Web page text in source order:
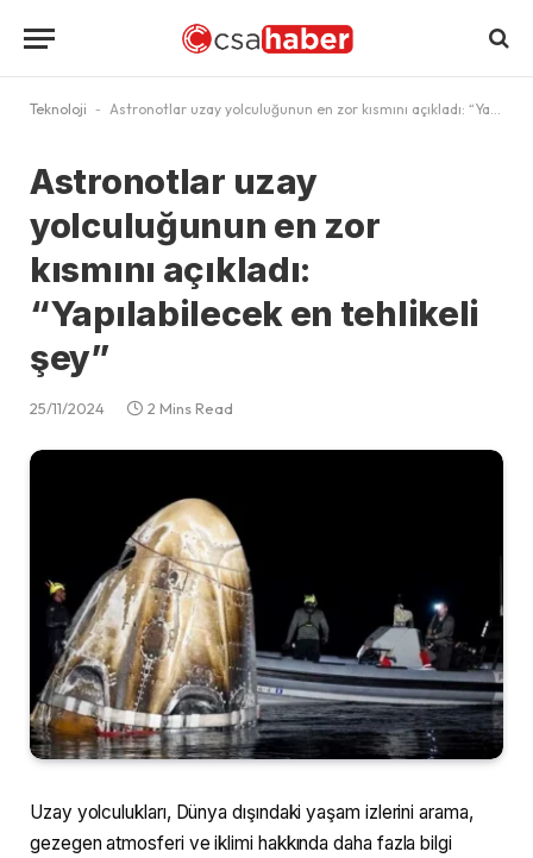
Teknoloji - Astronotlar uzay yolculuğunun en zor kısmını açıkladı: “Yapılabilecek en tehlikeli şey”
Astronotlar uzay
yolculuğunun en zor
kısmını açıkladı:
“Yapılabilecek en tehlikeli
şey”
25/11/2024 2 Mins Read
Uzay yolculukları, Dünya dışındaki yaşam izlerini arama,
gezegen atmosferi ve iklimi hakkında daha fazla bilgi